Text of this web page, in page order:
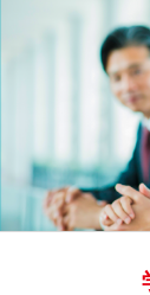
お知らせ
お問い合わせ
配送・支払・